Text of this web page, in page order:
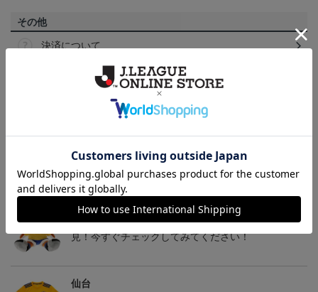
その他
決済について
ギフト対応について
トピックス
仙台
チームマスコットグッズは、サポーターやファン必
見！今すぐチェックしてみてください！
仙台